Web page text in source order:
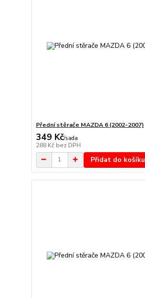
Přední stěrače MAZDA 6 (2002-2007)
349 Kč/sada
288 Kč bez DPH
Přidat do košíku